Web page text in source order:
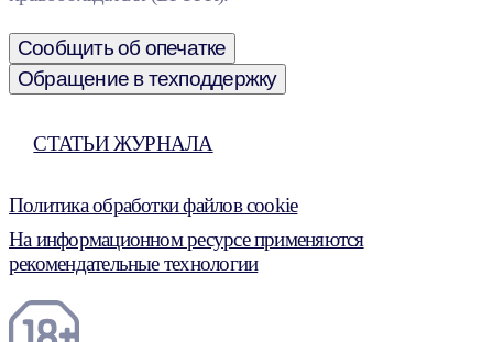
Сообщить об опечатке
Обращение в техподдержку
СТАТЬИ ЖУРНАЛА
Политика обработки файлов cookie
На информационном ресурсе применяются
рекомендательные технологии